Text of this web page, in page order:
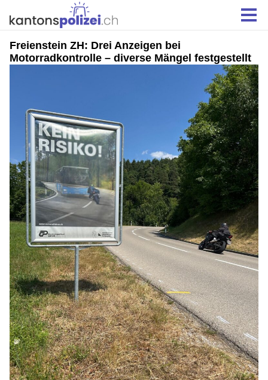
Freienstein ZH: Drei Anzeigen bei
Motorradkontrolle – diverse Mängel festgestellt